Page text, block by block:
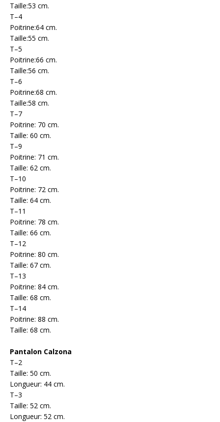
Taille:53 cm.
T–4
Poitrine:64 cm.
Taille:55 cm.
T–5
Poitrine:66 cm.
Taille:56 cm.
T–6
Poitrine:68 cm.
Taille:58 cm.
T–7
Poitrine: 70 cm.
Taille: 60 cm.
T–9
Poitrine: 71 cm.
Taille: 62 cm.
T–10
Poitrine: 72 cm.
Taille: 64 cm.
T–11
Poitrine: 78 cm.
Taille: 66 cm.
T–12
Poitrine: 80 cm.
Taille: 67 cm.
T–13
Poitrine: 84 cm.
Taille: 68 cm.
T–14
Poitrine: 88 cm.
Taille: 68 cm.
Pantalon Calzona
T–2
Taille: 50 cm.
Longueur: 44 cm.
T–3
Taille: 52 cm.
Longueur: 52 cm.